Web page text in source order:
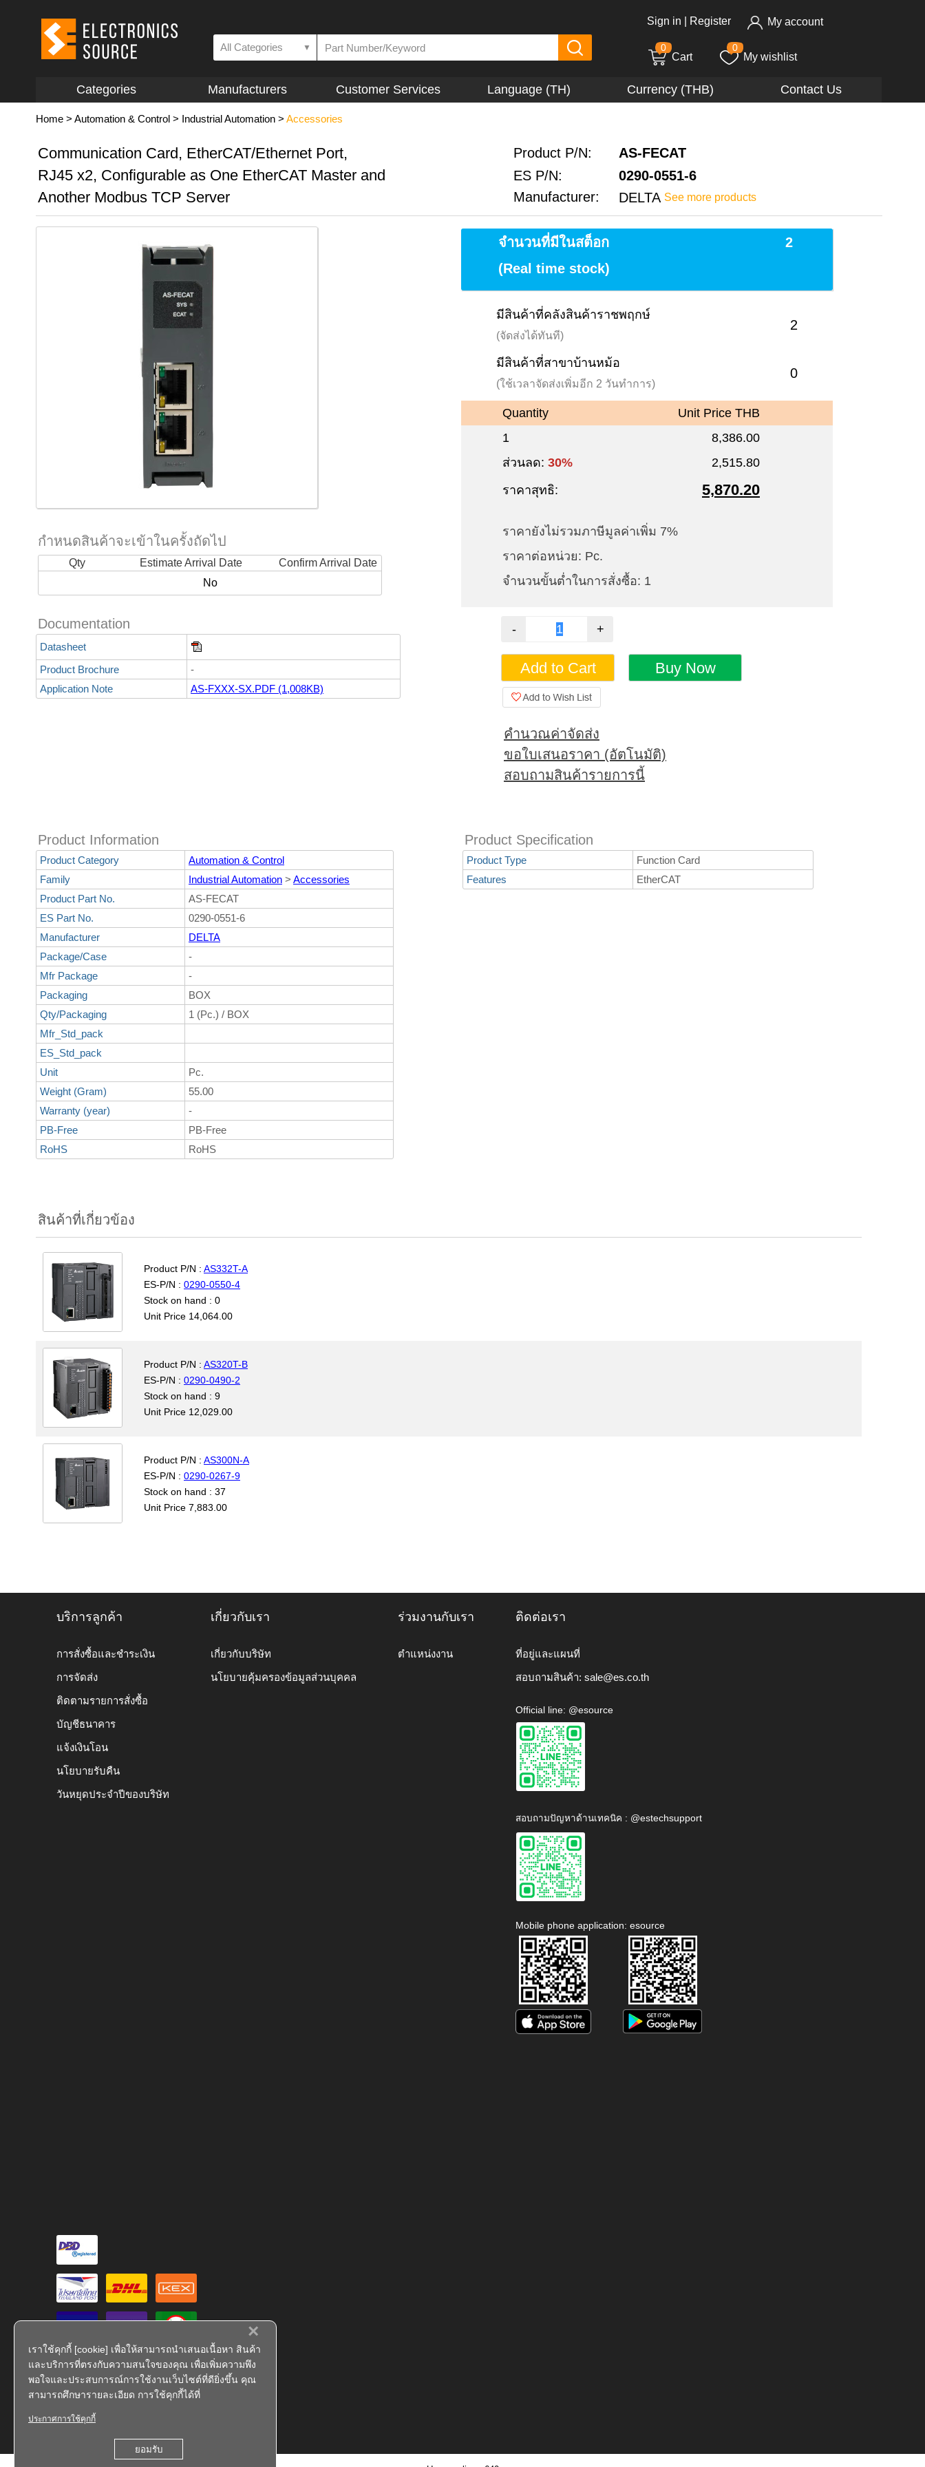
×
เราใช้คุกกี้ [cookie] เพื่อให้สามารถนำเสนอเนื้อหา สินค้า
และบริการที่ตรงกับความสนใจของคุณ เพื่อเพิ่มความพึง
พอใจและประสบการณ์การใช้งานเว็บไซต์ที่ดียิ่งขึ้น คุณ
สามารถศึกษารายละเอียด การใช้คุกกี้ได้ที่
ประกาศการใช้คุกกี้
ยอมรับ
All Categories ▼
Sign in Register My account
0
Cart
0
My wishlist
Categories Manufacturers Customer Services Language (TH) Currency (THB) Contact Us
Home > Automation & Control > Industrial Automation > Accessories
Communication Card, EtherCAT/Ethernet Port, Product P/N: AS-FECAT
RJ45 x2, Configurable as One EtherCAT Master and ES P/N: 0290-0551-6
Another Modbus TCP Server Manufacturer: DELTA See more products
กำหนดสินค้าจะเข้าในครั้งถัดไป
Qty Estimate Arrival Date
Confirm Arrival Date
No
Documentation
Datasheet
Product Brochure
-
Application Note
AS-FXXX-SX.PDF (1,008KB)
จำนวนที่มีในสต็อก
2
(Real time stock)
มีสินค้าที่คลังสินค้าราชพฤกษ์
(จัดส่งได้ทันที)
2
มีสินค้าที่สาขาบ้านหม้อ
(ใช้เวลาจัดส่งเพิ่มอีก 2 วันทำการ)
0
Quantity
Unit Price THB
1
8,386.00
ส่วนลด: 30%
2,515.80
ราคาสุทธิ:
5,870.20
ราคายังไม่รวมภาษีมูลค่าเพิ่ม 7%
ราคาต่อหน่วย: Pc.
จำนวนขั้นต่ำในการสั่งซื้อ: 1
คำนวณค่าจัดส่ง
ขอใบเสนอราคา (อัตโนมัติ)
สอบถามสินค้ารายการนี้
Product Information
Product Category
Automation & Control
Family
Industrial Automation > Accessories
Product Part No.
AS-FECAT
ES Part No.
0290-0551-6
Manufacturer
DELTA
Package/Case
-
Mfr Package
-
Packaging
BOX
Qty/Packaging
1 (Pc.) / BOX
Mfr_Std_pack
ES_Std_pack
Unit
Pc.
Weight (Gram)
55.00
Warranty (year)
-
PB-Free
PB-Free
RoHS
RoHS
Product Specification
Product Type
Function Card
Features
EtherCAT
สินค้าที่เกี่ยวข้อง
Product P/N : AS332T-A
ES-P/N : 0290-0550-4
Stock on hand : 0
Unit Price 14,064.00
Product P/N : AS320T-B
ES-P/N : 0290-0490-2
Stock on hand : 9
Unit Price 12,029.00
Product P/N : AS300N-A
ES-P/N : 0290-0267-9
Stock on hand : 37
Unit Price 7,883.00
บริการลูกค้า
การสั่งซื้อและชำระเงิน
การจัดส่ง
ติดตามรายการสั่งซื้อ
บัญชีธนาคาร
แจ้งเงินโอน
นโยบายรับคืน
วันหยุดประจำปีของบริษัท
เกี่ยวกับเรา
เกี่ยวกับบริษัท
นโยบายคุ้มครองข้อมูลส่วนบุคคล
ร่วมงานกับเรา
ตำแหน่งงาน
ติดต่อเรา
ที่อยู่และแผนที่
สอบถามสินค้า: sale@es.co.th
Official line: @esource
สอบถามปัญหาด้านเทคนิค : @estechsupport
Mobile phone application: esource